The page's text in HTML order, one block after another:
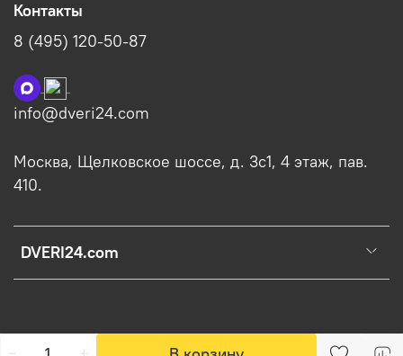
DVERI24.com
Контакты
8 (495) 120-50-87
info@dveri24.com
Москва, Щелковское шоссе, д. 3с1, 4 этаж, пав.
410.